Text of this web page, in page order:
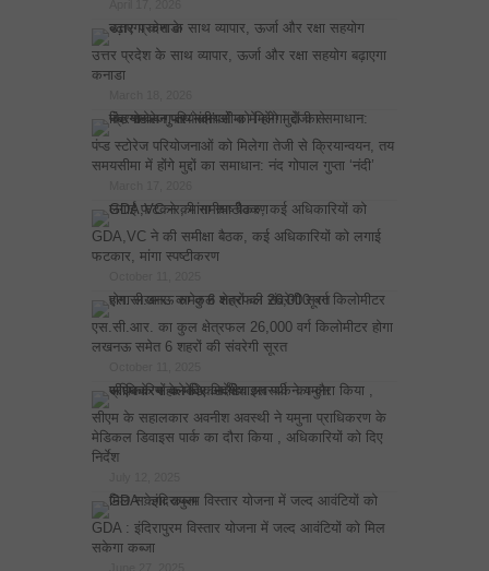
उत्तर प्रदेश के साथ व्यापार, ऊर्जा और रक्षा सहयोग बढ़ाएगा
कनाडा
पंप्ड स्टोरेज परियोजनाओं को मिलेगा तेजी से क्रियान्वयन, तय
समयसीमा में होंगे मुद्दों का समाधान: नंद गोपाल गुप्ता ‘नंदी’
GDA,VC ने की समीक्षा बैठक, कई अधिकारियों को लगाई
फटकार, मांगा स्पष्टीकरण
एस.सी.आर. का कुल क्षेत्रफल 26,000 वर्ग किलोमीटर होगा
लखनऊ समेत 6 शहरों की संवरेगी सूरत
सीएम के सहालकार अवनीश अवस्थी ने यमुना प्राधिकरण के
मेडिकल डिवाइस पार्क का दौरा किया , अधिकारियों को दिए
निर्देश
GDA : इंदिरापुरम विस्तार योजना में जल्द आवंटियों को मिल
सकेगा कब्जा